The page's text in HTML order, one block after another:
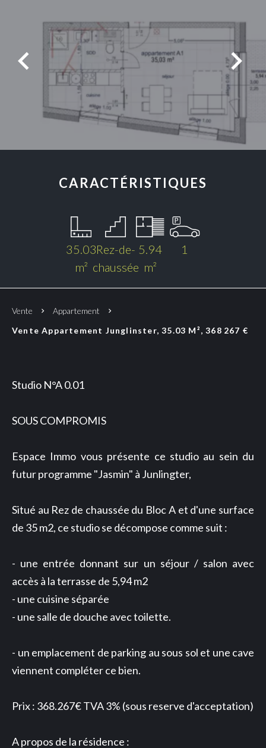
CARACTÉRISTIQUES
35.03
m²
Rez-de-
chaussée
5.94
m²
1
Vente
Appartement
Vente Appartement Junglinster, 35.03 M², 368 267 €
Studio N°A 0.01
SOUS COMPROMIS
Espace Immo vous présente ce studio au sein du
futur programme "Jasmin" à Junlingter,
Situé au Rez de chaussée du Bloc A et d'une surface
de 35 m2, ce studio se décompose comme suit :
- une entrée donnant sur un séjour / salon avec
accès à la terrasse de 5,94 m2
- une cuisine séparée
- une salle de douche avec toilette.
- un emplacement de parking au sous sol et une cave
viennent compléter ce bien.
Prix : 368.267€ TVA 3% (sous reserve d'acceptation)
A propos de la résidence :